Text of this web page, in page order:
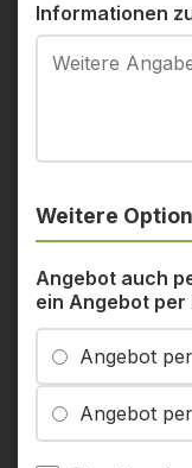
Informationen
Weitere
Angebot auch
ein Angebot per
Angebot
Angebot